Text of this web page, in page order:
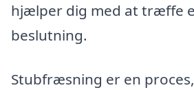
hjælper dig med at træffe
beslutning.
Stubfræsning er en